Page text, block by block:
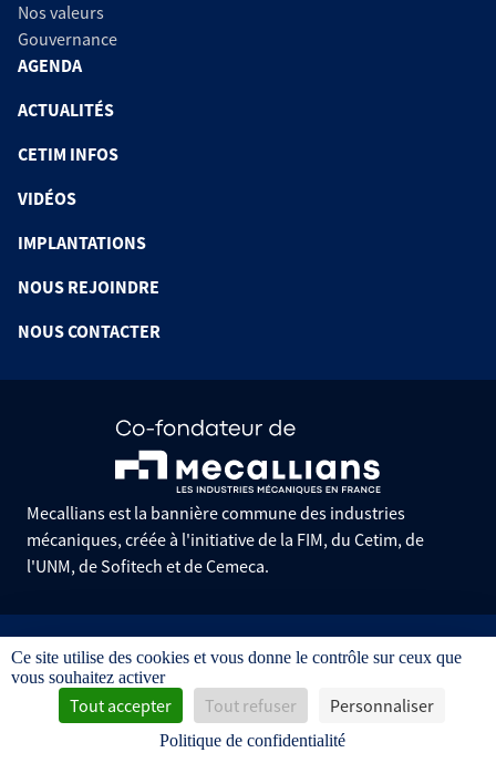
Nos valeurs
Gouvernance
AGENDA
ACTUALITÉS
CETIM INFOS
VIDÉOS
IMPLANTATIONS
NOUS REJOINDRE
NOUS CONTACTER
Mecallians est la bannière commune des industries
mécaniques, créée à l'initiative de la FIM, du Cetim, de
l'UNM, de Sofitech et de Cemeca.
Informations pratiques
Mentions légales
Données personnelles
Gestion des cookies
Conditions générales de vente
Ce site utilise des cookies et vous donne le contrôle sur ceux que
vous souhaitez activer
Tout accepter Tout refuser Personnaliser
Politique de confidentialité